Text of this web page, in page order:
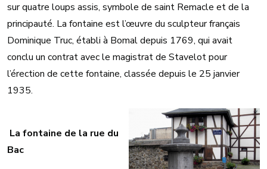
sur quatre loups assis, symbole de saint Remacle et de la
principauté. La fontaine est l’œuvre du sculpteur français
Dominique Truc, établi à Bomal depuis 1769, qui avait
conclu un contrat avec le magistrat de Stavelot pour
l’érection de cette fontaine, classée depuis le 25 janvier
1935.
La fontaine de la rue du
Bac